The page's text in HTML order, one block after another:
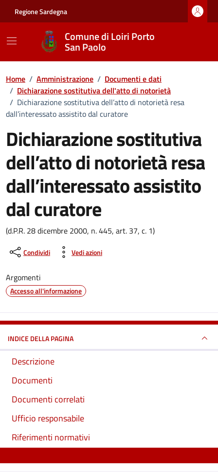
Regione Sardegna
Comune di Loiri Porto
San Paolo
Home / Amministrazione / Documenti e dati
/ Dichiarazione sostitutiva dell'atto di notorietà
/ Dichiarazione sostitutiva dell’atto di notorietà resa
dall’interessato assistito dal curatore
Dichiarazione sostitutiva
dell’atto di notorietà resa
dall’interessato assistito
dal curatore
Dettagli del documento
(d.P.R. 28 dicembre 2000, n. 445, art. 37, c. 1)
Condividi Vedi azioni
Argomenti
Accesso all'informazione
INDICE DELLA PAGINA
Descrizione
Documenti
Documenti correlati
Ufficio responsabile
Riferimenti normativi